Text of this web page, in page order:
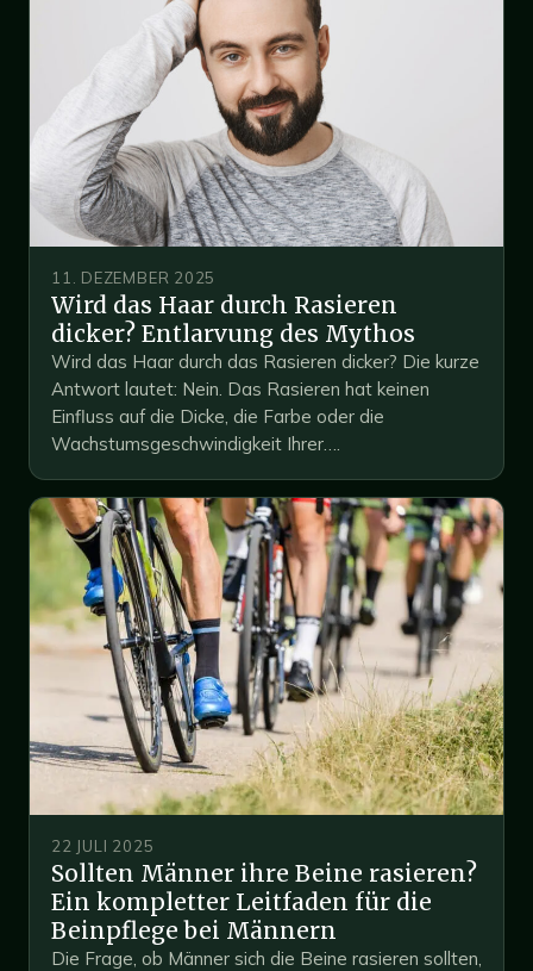
11. DEZEMBER 2025
Wird das Haar durch Rasieren
dicker? Entlarvung des Mythos
Wird das Haar durch das Rasieren dicker? Die kurze
Antwort lautet: Nein. Das Rasieren hat keinen
Einfluss auf die Dicke, die Farbe oder die
Wachstumsgeschwindigkeit Ihrer….
22 JULI 2025
Sollten Männer ihre Beine rasieren?
Ein kompletter Leitfaden für die
Beinpflege bei Männern
Die Frage, ob Männer sich die Beine rasieren sollten,